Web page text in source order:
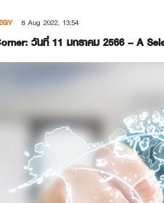
8 Aug 2022, 13:54
วันที่ 11 มกราคม 2566 – A